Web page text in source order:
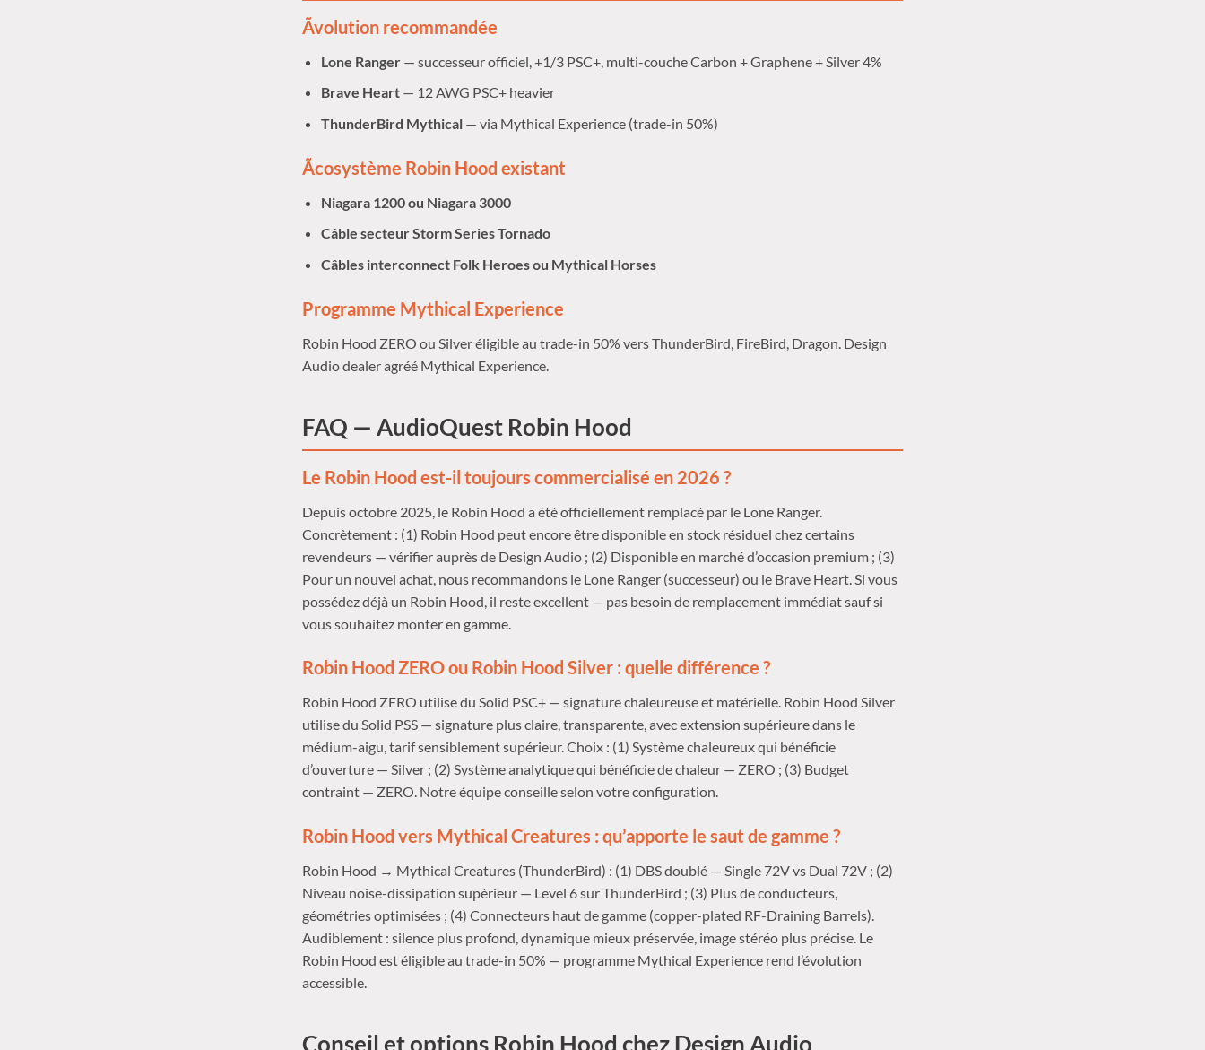
Ãvolution recommandée
Lone Ranger— successeur officiel, +1/3 PSC+, multi-couche Carbon + Graphene + Silver 4%
Brave Heart— 12 AWG PSC+ heavier
ThunderBird Mythical— via Mythical Experience (trade-in 50%)
Ãcosystème Robin Hood existant
Niagara 1200 ou Niagara 3000
Câble secteur Storm Series Tornado
Câbles interconnect Folk Heroes ou Mythical Horses
Programme Mythical Experience
Robin Hood ZERO ou Silver éligible au trade-in 50% vers ThunderBird, FireBird, Dragon. Design
Audio dealer agréé Mythical Experience.
FAQ — AudioQuest Robin Hood
Le Robin Hood est-il toujours commercialisé en 2026 ?
Depuis octobre 2025, le Robin Hood a été officiellement remplacé par le Lone Ranger.
Concrètement : (1) Robin Hood peut encore être disponible en stock résiduel chez certains
revendeurs — vérifier auprès de Design Audio ; (2) Disponible en marché d’occasion premium ; (3)
Pour un nouvel achat, nous recommandons le Lone Ranger (successeur) ou le Brave Heart. Si vous
possédez déjà un Robin Hood, il reste excellent — pas besoin de remplacement immédiat sauf si
vous souhaitez monter en gamme.
Robin Hood ZERO ou Robin Hood Silver : quelle différence ?
Robin Hood ZERO utilise du Solid PSC+ — signature chaleureuse et matérielle. Robin Hood Silver
utilise du Solid PSS — signature plus claire, transparente, avec extension supérieure dans le
médium-aigu, tarif sensiblement supérieur. Choix : (1) Système chaleureux qui bénéficie
d’ouverture — Silver ; (2) Système analytique qui bénéficie de chaleur — ZERO ; (3) Budget
contraint — ZERO. Notre équipe conseille selon votre configuration.
Robin Hood vers Mythical Creatures : qu’apporte le saut de gamme ?
Robin Hood → Mythical Creatures (ThunderBird) : (1) DBS doublé — Single 72V vs Dual 72V ; (2)
Niveau noise-dissipation supérieur — Level 6 sur ThunderBird ; (3) Plus de conducteurs,
géométries optimisées ; (4) Connecteurs haut de gamme (copper-plated RF-Draining Barrels).
Audiblement : silence plus profond, dynamique mieux préservée, image stéréo plus précise. Le
Robin Hood est éligible au trade-in 50% — programme Mythical Experience rend l’évolution
accessible.
Conseil et options Robin Hood chez Design Audio